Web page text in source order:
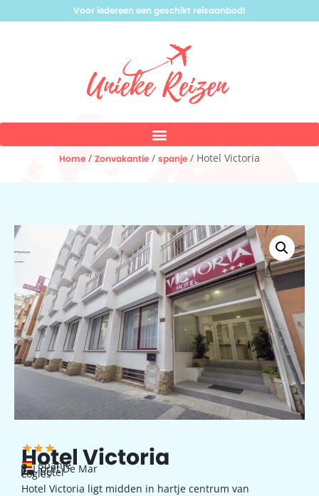
Voor iedereen een geschikt reisaanbod!
Home / Zonvakantie / spanje / Hotel Victoria
Hotel Victoria
Spanje
Lloret De Mar
hotel
Logies
Hotel Victoria ligt midden in hartje centrum van